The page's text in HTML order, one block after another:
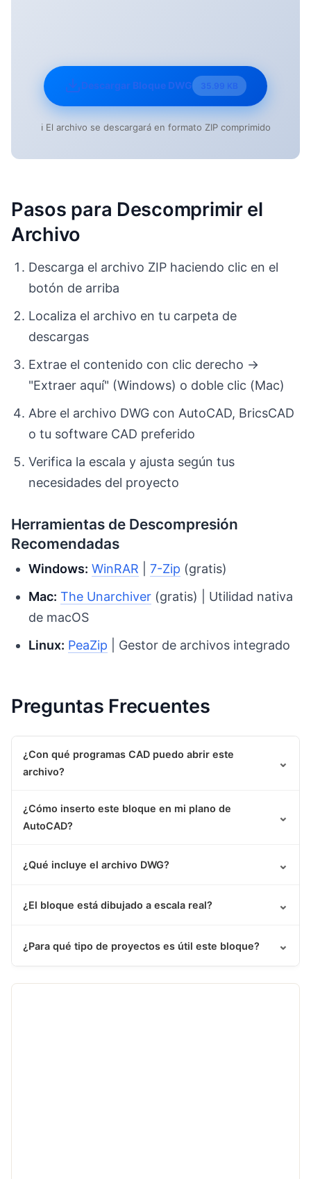
Descargar Bloque DWG 35.99 KB
ℹ️ El archivo se descargará en formato ZIP comprimido
Pasos para Descomprimir el
Archivo
Descarga el archivo ZIP haciendo clic en el
botón de arriba
Localiza el archivo en tu carpeta de
descargas
Extrae el contenido con clic derecho →
"Extraer aquí" (Windows) o doble clic (Mac)
Abre el archivo DWG con AutoCAD, BricsCAD
o tu software CAD preferido
Verifica la escala y ajusta según tus
necesidades del proyecto
Herramientas de Descompresión
Recomendadas
Windows: WinRAR |7-Zip (gratis)
Mac: The Unarchiver (gratis) | Utilidad nativa
de macOS
Linux: PeaZip | Gestor de archivos integrado
Preguntas Frecuentes
¿Con qué programas CAD puedo abrir este
archivo?
⌄
¿Cómo inserto este bloque en mi plano de
AutoCAD?
⌄
¿Qué incluye el archivo DWG? ⌄
¿El bloque está dibujado a escala real? ⌄
¿Para qué tipo de proyectos es útil este bloque? ⌄